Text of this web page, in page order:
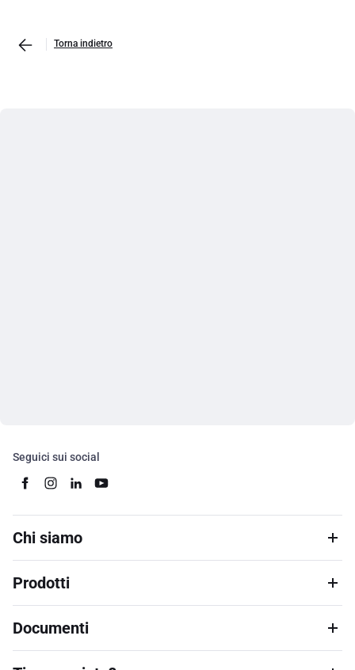
Torna indietro
Seguici sui social
Chi siamo
Prodotti
Documenti